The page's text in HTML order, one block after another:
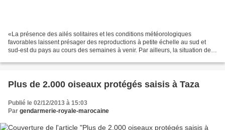
«La présence des ailés solitaires et les conditions météorologiques
favorables laissent présager des reproductions à petite échelle au sud et
sud-est du pays au cours des semaines à venir. Par ailleurs, la situation de
Plus de 2.000 oiseaux protégés saisis à Taza
Publié le 02/12/2013 à 15:03
Par gendarmerie-royale-marocaine